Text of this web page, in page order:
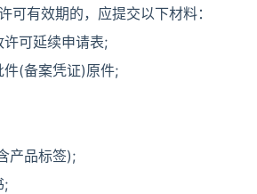
可有效期的，应提交以下材料：
可延续申请表;
(备案凭证)原件;
产品标签);
;